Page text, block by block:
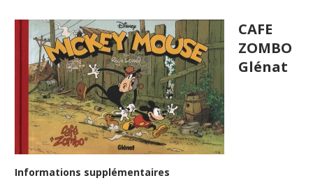
CAFE
ZOMBO
Glénat
Informations supplémentaires